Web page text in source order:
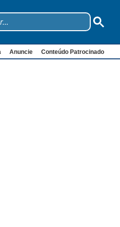
Anuncie Conteúdo Patrocinado